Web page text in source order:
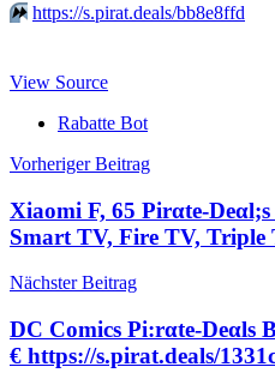
⏩️ https://s.pirat.deals/bb8e8ffd
View Source
Rabatte Bot
Beitragsnavigation
Vorheriger Beitrag
Xiaomi F, 65 Pirαtе-
Smart TV, Fire TV,
Nächster Beitrag
DC Comics Pi:rαtе-Dеαls
€ https://s.pirat.deals/